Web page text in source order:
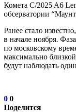
Комета C/2025 A6
обсерватории
Ранее стало
в начале ноября.
по московскому
максимально
будут наблюдать
0 0
Поделится